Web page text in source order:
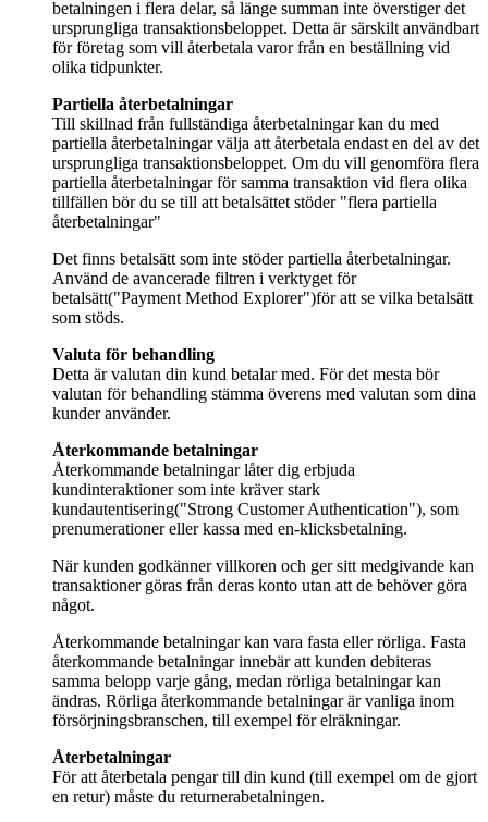
betalningen i flera delar, så länge summan inte överstiger det
ursprungliga transaktionsbeloppet. Detta är särskilt användbart
för företag som vill återbetala varor från en beställning vid
olika tidpunkter.
Till skillnad från fullständiga återbetalningar kan du med
partiella återbetalningar välja att återbetala endast en del av det
ursprungliga transaktionsbeloppet. Om du vill genomföra flera
partiella återbetalningar för samma transaktion vid flera olika
tillfällen bör du se till att betalsättet stöder "flera partiella
återbetalningar"
Det finns betalsätt som inte stöder partiella återbetalningar.
Använd de avancerade filtren i verktyget för
betalsätt("Payment Method Explorer")för att se vilka betalsätt
som stöds.
Detta är valutan din kund betalar med. För det mesta bör
valutan för behandling stämma överens med valutan som dina
kunder använder.
Återkommande betalningar låter dig erbjuda
kundinteraktioner som inte kräver stark
kundautentisering("Strong Customer Authentication"), som
prenumerationer eller kassa med en-klicksbetalning.
När kunden godkänner villkoren och ger sitt medgivande kan
transaktioner göras från deras konto utan att de behöver göra
något.
Återkommande betalningar kan vara fasta eller rörliga. Fasta
återkommande betalningar innebär att kunden debiteras
samma belopp varje gång, medan rörliga betalningar kan
ändras. Rörliga återkommande betalningar är vanliga inom
försörjningsbranschen, till exempel för elräkningar.
För att återbetala pengar till din kund (till exempel om de gjort
en retur) måste du returnerabetalningen.